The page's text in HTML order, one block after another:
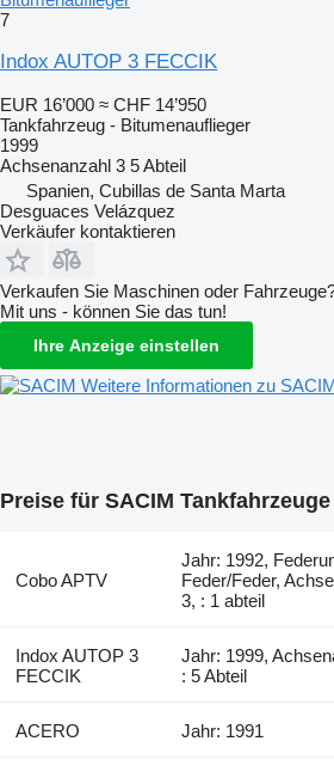
7
Indox AUTOP 3 FECCIK
EUR 16’000 ≈ CHF 14’950
Tankfahrzeug - Bitumenauflieger
1999
Achsenanzahl 3 5 Abteil
Spanien, Cubillas de Santa Marta
Desguaces Velázquez
Verkäufer kontaktieren
Verkaufen Sie Maschinen oder
Mit uns - können Sie das tun!
Ihre Anzeige einstellen
Weitere Informationen zu
Preise für SACIM Tankfahrzeuge
Cobo APTV
Jahr: 1992,
Feder/Feder,
3, : 1 abteil
Indox AUTOP 3
FECCIK
Jahr: 1999,
: 5 Abteil
ACERO Jahr: 1991